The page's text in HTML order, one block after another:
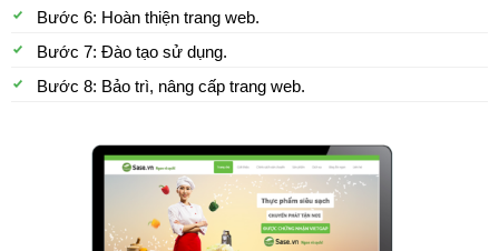
Bước 6: Hoàn thiện trang web.
Bước 7: Đào tạo sử dụng.
Bước 8: Bảo trì, nâng cấp trang web.